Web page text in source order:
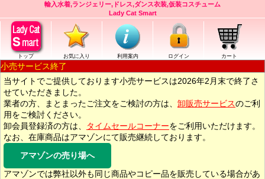
輸入水着,ランジェリー,ドレス,ダンス衣装,仮装コスチューム
Lady Cat Smart
トップ お気に入り 利用案内 ログイン カート
小売サービス終了
当サイトでご提供しております小売サービスは2026年2月末で終了さ
せていただきました。
業者の方、まとまったご注文をご検討の方は、 卸販売サービスのご利
用をご検討ください。
卸会員登録済の方は、
タイムセールコーナーをご利用いただけます。
なお、在庫商品はアマゾンにて販売継続しております。
アマゾンの売り場へ
アマゾンでは弊社以外も同じ商品やコピー品を販売している場合があ